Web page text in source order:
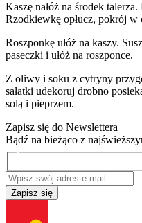
Kaszę nałóż na środek
Rzodkiewkę opłucz, pokrój w
Roszponkę ułóż na kaszy.
paseczki i ułóż na roszponce.
Z oliwy i soku z cytryny
sałatki udekoruj drobno
solą i pieprzem.
Zapisz się do Newslettera
Bądź na bieżąco z
Zapisz się